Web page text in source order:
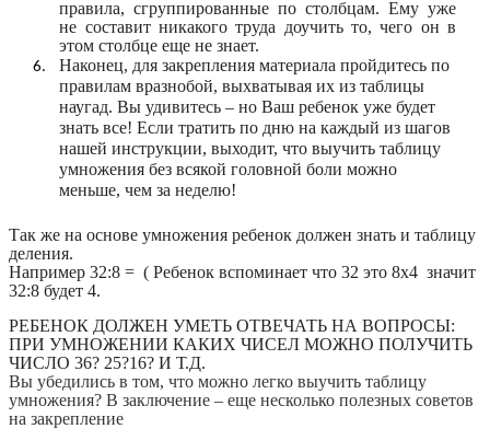
правила, сгруппированные по столбцам. Ему уже
не составит никакого труда доучить то, чего он в
этом столбце еще не знает.
Наконец, для закрепления материала пройдитесь по
правилам вразнобой, выхватывая их из таблицы
наугад. Вы удивитесь – но Ваш ребенок уже будет
знать все! Если тратить по дню на каждый из шагов
нашей инструкции, выходит, что выучить таблицу
умножения без всякой головной боли можно
меньше, чем за неделю!
Так же на основе умножения ребенок должен знать и таблицу
деления.
Например 32:8 = ( Ребенок вспоминает что 32 это 8х4 значит
32:8 будет 4.
РЕБЕНОК ДОЛЖЕН УМЕТЬ ОТВЕЧАТЬ НА ВОПРОСЫ:
ПРИ УМНОЖЕНИИ КАКИХ ЧИСЕЛ МОЖНО ПОЛУЧИТЬ
ЧИСЛО 36? 25?16? И Т.Д.
Вы убедились в том, что можно легко выучить таблицу
умножения? В заключение – еще несколько полезных советов
на закрепление